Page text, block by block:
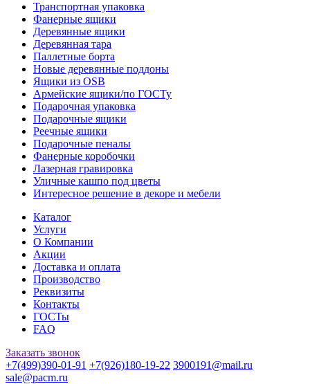
Транспортная упаковка
Фанерные ящики
Деревянные ящики
Деревянная тара
Паллетные борта
Новые деревянные поддоны
Ящики из OSB
Армейские ящики/по ГОСТу
Подарочная упаковка
Подарочные ящики
Реечные ящики
Подарочные пеналы
Фанерные коробочки
Лазерная гравировка
Уличные кашпо под цветы
Интересное решение в декоре и мебели
Каталог
Услуги
О Компании
Акции
Доставка и оплата
Производство
Реквизиты
Контакты
ГОСТы
FAQ
Заказать звонок
+7(499)390-01-91 +7(926)180-19-22 3900191@mail.ru
sale@pacm.ru